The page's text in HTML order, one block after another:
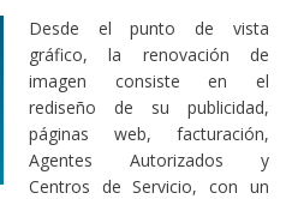
Desde el punto de vista
gráfico, la renovación de
imagen consiste en el
rediseño de su publicidad,
páginas web, facturación,
Agentes Autorizados y
Centros de Servicio, con un